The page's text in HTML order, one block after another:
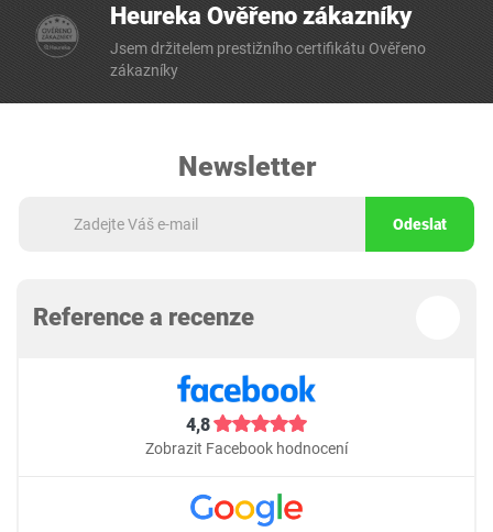
Heureka Ověřeno zákazníky
Jsem držitelem prestižního certifikátu Ověřeno
zákazníky
Newsletter
Odeslat
Reference a recenze
4,8
Zobrazit Facebook hodnocení